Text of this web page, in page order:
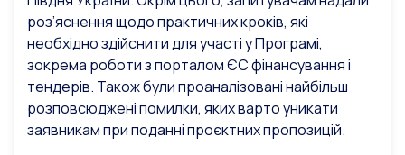
роз’яснення щодо практичних кроків, які
необхідно здійснити для участі у Програмі,
зокрема роботи з порталом ЄС фінансування і
тендерів. Також були проаналізовані найбільш
розповсюджені помилки, яких варто уникати
заявникам при поданні проєктних пропозицій.